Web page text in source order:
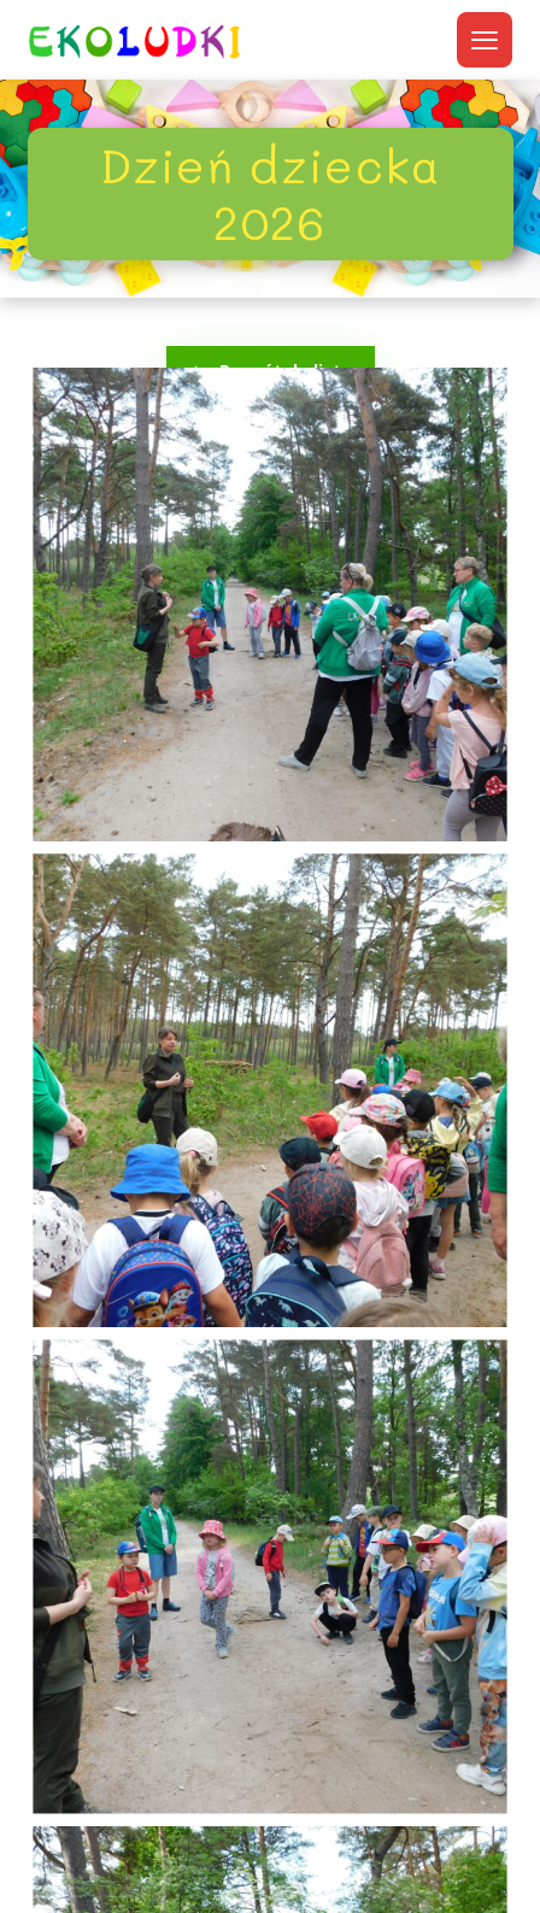
Dzień dziecka
2026
Powrót do listy